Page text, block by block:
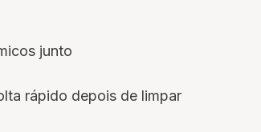
junto
rápido depois de limpar